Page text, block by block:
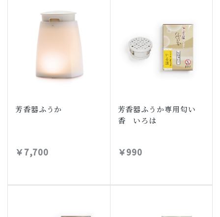
芳香器ふうか
￥7,700
芳香器ふうか専用匂い
香 いろは
￥990